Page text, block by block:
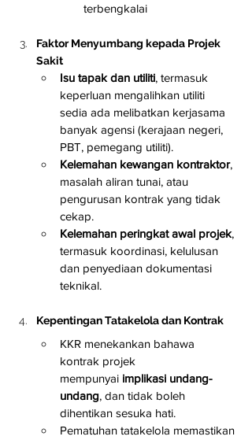
terbengkalai
Faktor Menyumbang kepada Projek
Sakit
Isu tapak dan utiliti, termasuk
keperluan mengalihkan utiliti
sedia ada melibatkan kerjasama
banyak agensi (kerajaan negeri,
PBT, pemegang utiliti).
Kelemahan kewangan kontraktor,
masalah aliran tunai, atau
pengurusan kontrak yang tidak
cekap.
Kelemahan peringkat awal projek,
termasuk koordinasi, kelulusan
dan penyediaan dokumentasi
teknikal.
Kepentingan Tatakelola dan Kontrak
KKR menekankan bahawa
kontrak projek
mempunyai implikasi undang-
undang, dan tidak boleh
dihentikan sesuka hati.
Pematuhan tatakelola memastikan